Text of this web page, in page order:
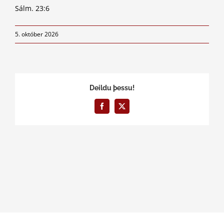
Sálm. 23:6
5. október 2026
Deildu þessu!
Facebook
X